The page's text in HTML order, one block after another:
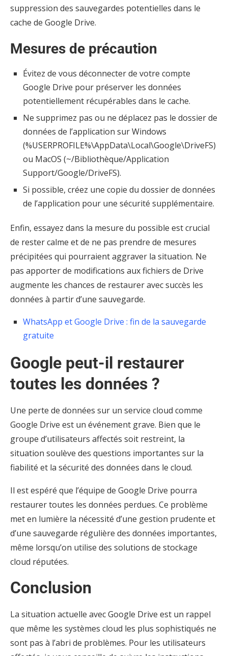
suppression des sauvegardes potentielles dans le
cache de Google Drive.
Mesures de précaution
Évitez de vous déconnecter de votre compte
Google Drive pour préserver les données
potentiellement récupérables dans le cache.
Ne supprimez pas ou ne déplacez pas le dossier de
données de l’application sur Windows
(%USERPROFILE%\AppData\Local\Google\DriveFS)
ou MacOS (~/Bibliothèque/Application
Support/Google/DriveFS).
Si possible, créez une copie du dossier de données
de l’application pour une sécurité supplémentaire.
Enfin, essayez dans la mesure du possible est crucial
de rester calme et de ne pas prendre de mesures
précipitées qui pourraient aggraver la situation. Ne
pas apporter de modifications aux fichiers de Drive
augmente les chances de restaurer avec succès les
données à partir d’une sauvegarde.
WhatsApp et Google Drive : fin de la sauvegarde
gratuite
Google peut-il restaurer
toutes les données ?
Une perte de données sur un service cloud comme
Google Drive est un événement grave. Bien que le
groupe d’utilisateurs affectés soit restreint, la
situation soulève des questions importantes sur la
fiabilité et la sécurité des données dans le cloud.
Il est espéré que l’équipe de Google Drive pourra
restaurer toutes les données perdues. Ce problème
met en lumière la nécessité d’une gestion prudente et
d’une sauvegarde régulière des données importantes,
même lorsqu’on utilise des solutions de stockage
cloud réputées.
Conclusion
La situation actuelle avec Google Drive est un rappel
que même les systèmes cloud les plus sophistiqués ne
sont pas à l’abri de problèmes. Pour les utilisateurs